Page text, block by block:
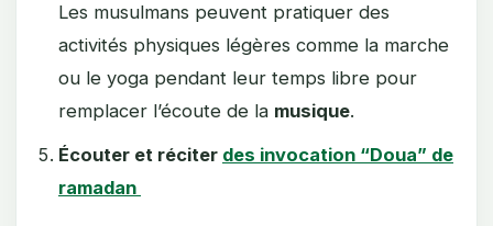
Les musulmans peuvent pratiquer des
activités physiques légères comme la marche
ou le yoga pendant leur temps libre pour
remplacer l’écoute de la musique.
Écouter et réciter des invocation “Doua” de
ramadan